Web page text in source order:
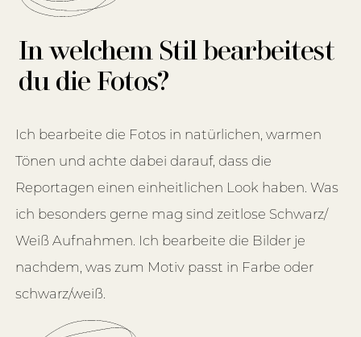
In welchem Stil bearbeitest
du die Fotos?
Ich bearbeite die Fotos in natürlichen, warmen
Tönen und achte dabei darauf, dass die
Reportagen einen einheitlichen Look haben. Was
ich besonders gerne mag sind zeitlose Schwarz/
Weiß Aufnahmen. Ich bearbeite die Bilder je
nachdem, was zum Motiv passt in Farbe oder
schwarz/weiß.